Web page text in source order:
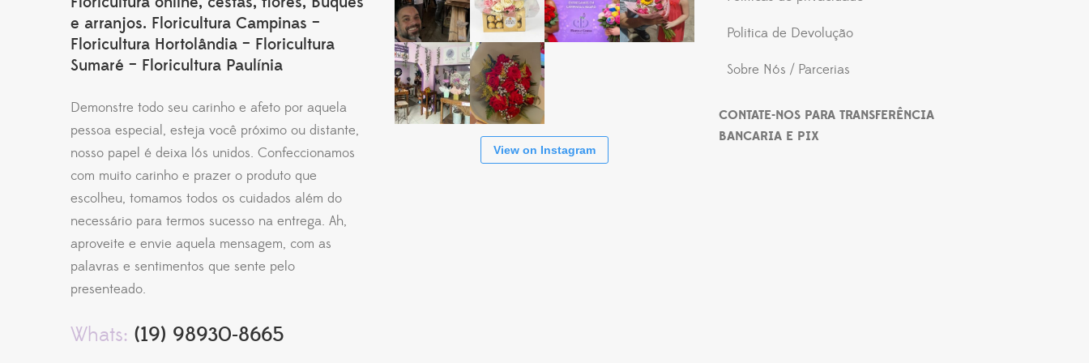
e arranjos. Floricultura Campinas –
Floricultura Hortolândia – Floricultura
Sumaré – Floricultura Paulínia
Demonstre todo seu carinho e afeto por aquela
pessoa especial, esteja você próximo ou distante,
nosso papel é deixa lós unidos. Confeccionamos
com muito carinho e prazer o produto que
escolheu, tomamos todos os cuidados além do
necessário para termos sucesso na entrega. Ah,
aproveite e envie aquela mensagem, com as
palavras e sentimentos que sente pelo
presenteado.
Whats: (19) 98930-8665
View on Instagram
Politica de Devolução
Sobre Nós / Parcerias
CONTATE-NOS PARA TRANSFERÊNCIA
BANCARIA E PIX